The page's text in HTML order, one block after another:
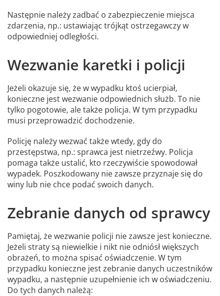
Następnie należy zadbać o zabezpieczenie miejsca
zdarzenia, np.: ustawiając trójkąt ostrzegawczy w
odpowiedniej odległości.
Wezwanie karetki i policji
Jeżeli okazuje się, że w wypadku ktoś ucierpiał,
konieczne jest wezwanie odpowiednich służb. To nie
tylko pogotowie, ale także policja. W tym przypadku
musi przeprowadzić dochodzenie.
Policję należy wezwać także wtedy, gdy do
przestępstwa, np.: sprawca jest nietrzeźwy. Policja
pomaga także ustalić, kto rzeczywiście spowodował
wypadek. Poszkodowany nie zawsze przyznaje się do
winy lub nie chce podać swoich danych.
Zebranie danych od sprawcy
Pamiętaj, że wezwanie policji nie zawsze jest konieczne.
Jeżeli straty są niewielkie i nikt nie odniósł większych
obrażeń, to można spisać oświadczenie. W tym
przypadku konieczne jest zebranie danych uczestników
wypadku, a następnie uzupełnienie ich w oświadczeniu.
Do tych danych należą: